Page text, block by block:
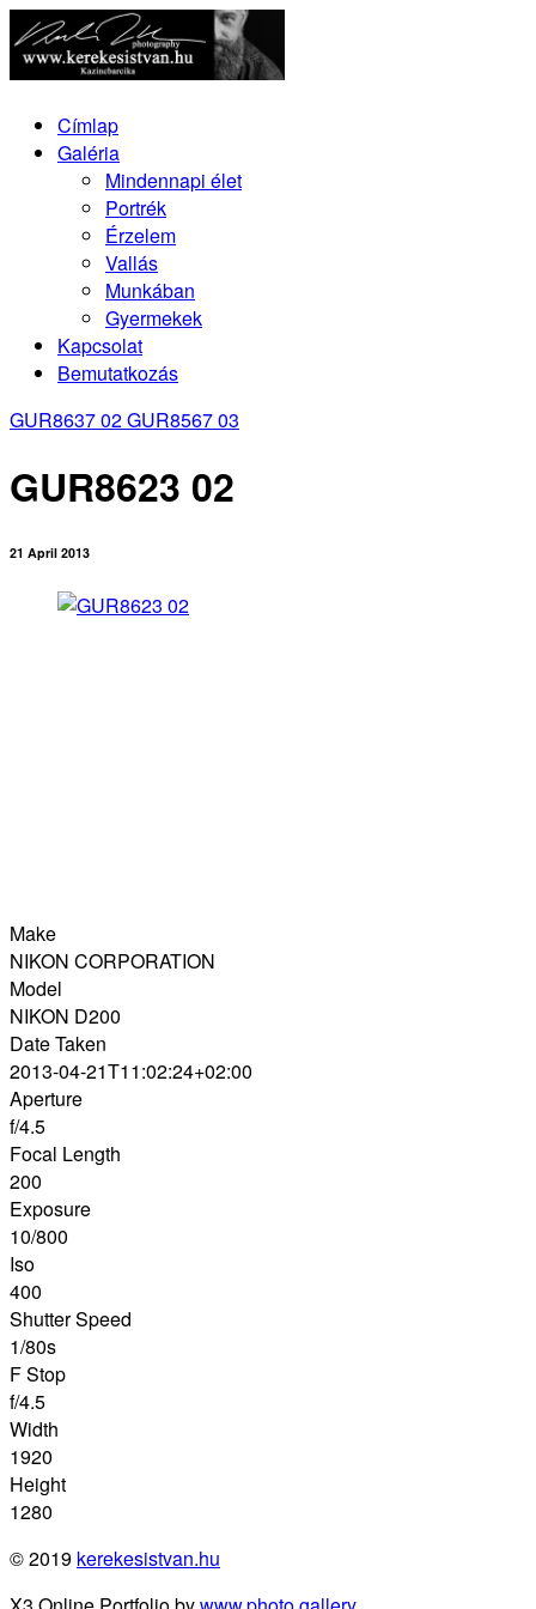
Címlap
Galéria
Mindennapi élet
Portrék
Érzelem
Vallás
Munkában
Gyermekek
Kapcsolat
Bemutatkozás
GUR8637 02GUR8567 03
GUR8623 02
21 April 2013
Make
NIKON CORPORATION
Model
NIKON D200
Date Taken
2013-04-21T11:02:24+02:00
Aperture
f/4.5
Focal Length
200
Exposure
10/800
Iso
400
Shutter Speed
1/80s
F Stop
f/4.5
Width
1920
Height
1280
© 2019 kerekesistvan.hu